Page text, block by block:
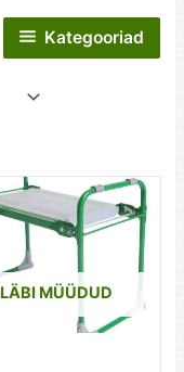
Kategooriad
LÄBI MÜÜDUD